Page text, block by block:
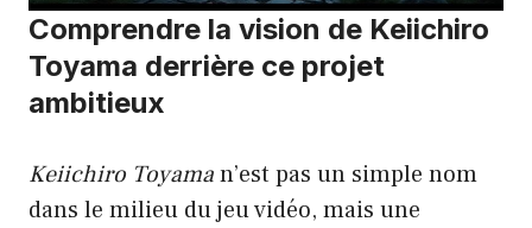
Comprendre la vision de Keiichiro
Toyama derrière ce projet
ambitieux
Keiichiro Toyaman’est pas un simple nom
dans le milieu du jeu vidéo, mais une